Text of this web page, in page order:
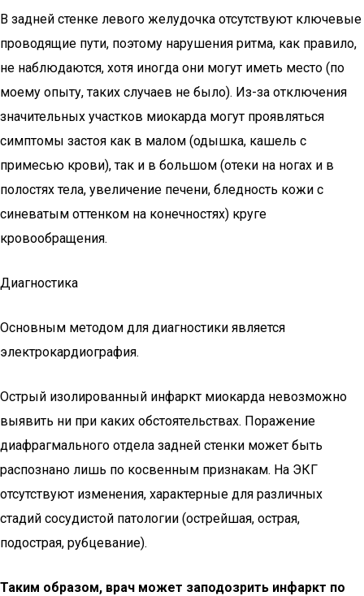
В задней стенке левого желудочка отсутствуют ключевые
проводящие пути, поэтому нарушения ритма, как правило,
не наблюдаются, хотя иногда они могут иметь место (по
моему опыту, таких случаев не было). Из-за отключения
значительных участков миокарда могут проявляться
симптомы застоя как в малом (одышка, кашель с
примесью крови), так и в большом (отеки на ногах и в
полостях тела, увеличение печени, бледность кожи с
синеватым оттенком на конечностях) круге
кровообращения.
Диагностика
Основным методом для диагностики является
электрокардиография.
Острый изолированный инфаркт миокарда невозможно
выявить ни при каких обстоятельствах. Поражение
диафрагмального отдела задней стенки может быть
распознано лишь по косвенным признакам. На ЭКГ
отсутствуют изменения, характерные для различных
стадий сосудистой патологии (острейшая, острая,
подострая, рубцевание).
Таким образом, врач может заподозрить инфаркт по